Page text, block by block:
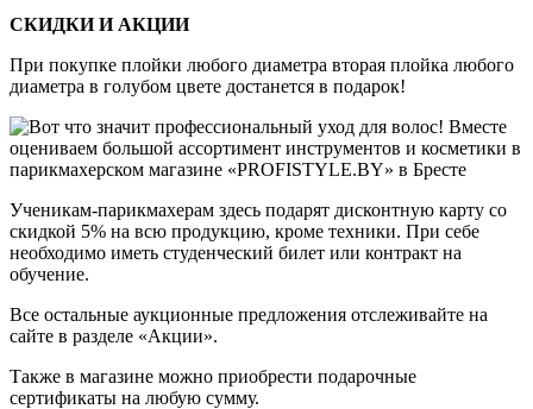
СКИДКИ И АКЦИИ
При покупке плойки любого диаметра вторая плойка любого
диаметра в голубом цвете достанется в подарок!
Ученикам-парикмахерам здесь подарят дисконтную карту со
скидкой 5% на всю продукцию, кроме техники. При себе
необходимо иметь студенческий билет или контракт на
обучение.
Все остальные аукционные предложения отслеживайте на
сайте в разделе «Акции».
Также в магазине можно приобрести подарочные
сертификаты на любую сумму.